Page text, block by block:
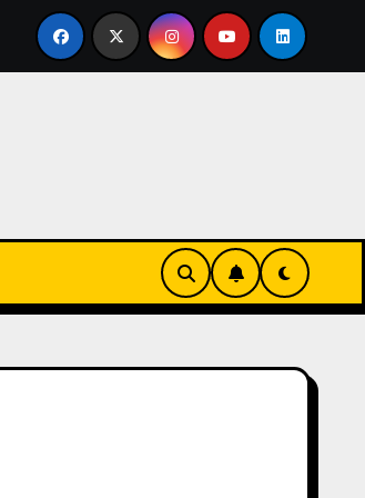
El primer tour de la India Chiquitina